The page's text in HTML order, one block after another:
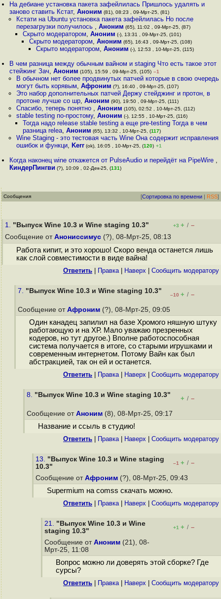
На дебиане установка пакета зафейлилась Пришлось удалять и
заново ставить Кстат,Аноним (81), 08:23 , 09-Мрт-25, (81)
Кстати на Ubuntu установка пакета зафейлилась Но после
перезагрузки получилось , Аноним (65), 11:02 , 09-Мрт-25, (87)
Скрыто модератором, Аноним (-), 13:31 , 09-Мрт-25, (101)
Скрыто модератором,Аноним (65), 16:43 , 09-Мрт-25, (108)
Скрыто модератором, Аноним (-), 12:53 , 10-Мрт-25, (115)
В чем разница между обычным вайном и staging Что есть такое этот
стейжинг Зач,Аноним (105), 15:59 , 09-Мрт-25, (105) –1
В обычном нет более продвинутых патчей которые в свою очередь
могут быть корявым, Афроним (?), 16:40 , 09-Мрт-25, (107)
Это набор дополнительных патчей Держу стейджинг и протон, в
протоне лучше со шр, Аноним (90), 19:50 , 09-Мрт-25, (111)
Спасибо, теперь понятно , Аноним (105), 02:52 , 10-Мрт-25, (112)
stable testing по-простому, Аноним (-), 12:55 , 10-Мрт-25, (116)
Тогда надо release stable testing а еще pre-testing Тогда в чем
разница relea, Аноним (65), 13:32 , 10-Мрт-25, (117)
Wine Staging - это тестовая часть Wine Она содержит исправления
ошибок и функци, Kerr(ok), 16:05 , 10-Мрт-25, (120) +1
Когда наконец wine откажется от PulseAudio и перейдёт на PipeWire ,
КиндерПингви (?), 10:09 , 02-Дек-25, (131)
Сообщения [Сортировка по времени | RSS]
1. "Выпуск Wine 10.3 и Wine staging 10.3" +3 + / –
Сообщение от Анониссимус (?), 08-Мрт-25, 08:13
Работа кипит, и это хорошо! Скоро венда останется лишь
как слой совместимости в виде вайна!
Ответить Правка| Наверх Cообщить модератору
7. "Выпуск Wine 10.3 и Wine staging 10.3"
–10 + / –
Сообщение от Афроним (?), 08-Мрт-25, 09:05
Один канадец запилил на базе Хромого няшную штуку
работающую и на ХР. Мало уважаю презренных
кодеров, но тут другое.) Вполне работоспособная
система получается в итоге, со старыми игрушками и
современным интернетом. Потому Вайн как был
абстракцией, так он ей и останется.
Ответить Правка| Наверх Cообщить модератору
8. "Выпуск Wine 10.3 и Wine staging 10.3" + / –
Сообщение от Аноним (8), 08-Мрт-25, 09:17
Название и ссыль в студию!
Ответить Правка| Наверх Cообщить модератору
13. "Выпуск Wine 10.3 и Wine staging
10.3"
–1 + / –
Сообщение от Афроним (?), 08-Мрт-25, 09:43
Supermium на comss скачать можно.
Ответить Правка| Наверх Cообщить модератору
21. "Выпуск Wine 10.3 и Wine
staging 10.3"
+1 + / –
Сообщение от Аноним (21), 08-
Мрт-25, 11:08
Вопрос можно ли доверять этой сборке? Где
сурсы?
Ответить Правка| Наверх Cообщить модератору